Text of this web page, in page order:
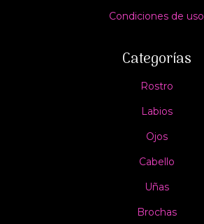
Condiciones de uso
Categorías
Rostro
Labios
Ojos
Cabello
Uñas
Brochas